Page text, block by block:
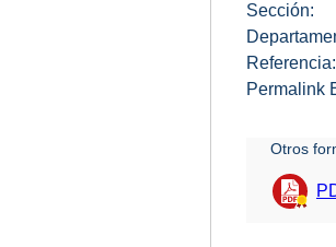
Sección:
Referencia:
Permalink
Otros